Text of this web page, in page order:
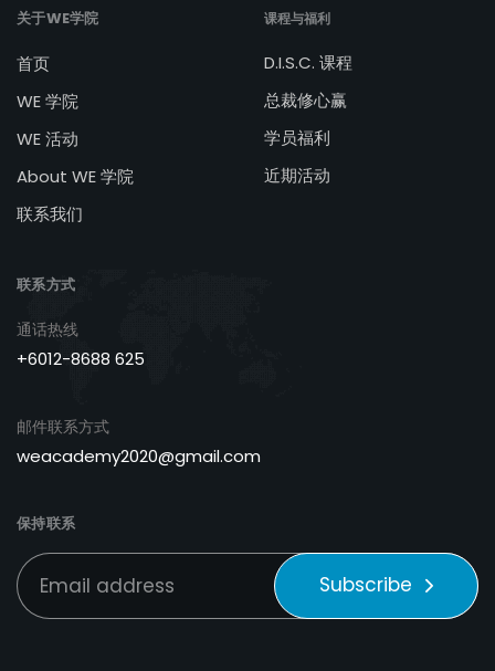
关于WE学院
首页
WE 学院
WE 活动
About WE 学院
联系我们
课程与福利
D.I.S.C. 课程
总裁修心赢
学员福利
近期活动
联系方式
通话热线
+6012-8688 625
邮件联系方式
weacademy2020@gmail.com
保持联系
Subscribe